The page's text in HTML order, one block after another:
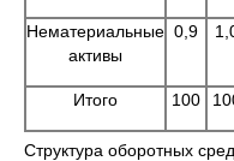
Нематериальные
активы
0,9
Итого 100
Структура оборотных